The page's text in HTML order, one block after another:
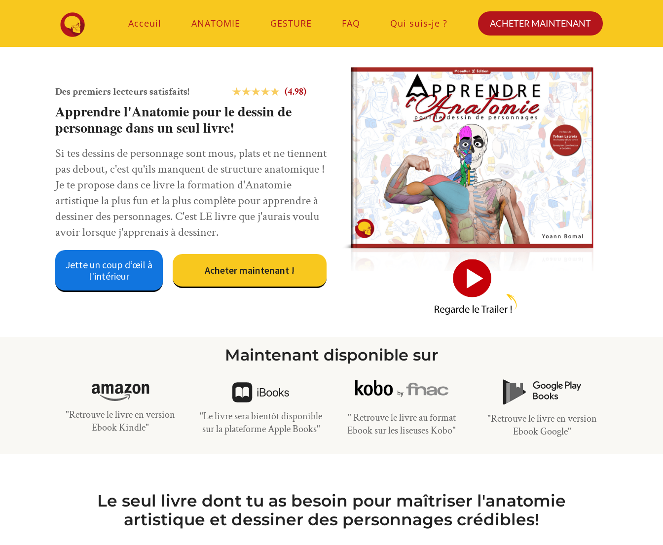
Acceuil ANATOMIE GESTURE FAQ Qui suis-je ? ACHETER MAINTENANT
Des premiers lecteurs satisfaits! (4.98)
Apprendre l'Anatomie pour le dessin de
personnage dans un seul livre!
Si tes dessins de personnage sont mous, plats et ne tiennent
pas debout, c'est qu'ils manquent de structure anatomique !
Je te propose dans ce livre la formation d'Anatomie
artistique la plus fun et la plus complète pour apprendre à
dessiner des personnages. C'est LE livre que j'aurais voulu
avoir lorsque j'apprenais à dessiner.
Jette un coup d’œil à
l'intérieur
Acheter maintenant !
Maintenant disponible sur
"Retrouve le livre en version
Ebook Kindle"
"Le livre sera bientôt disponible
sur la plateforme Apple Books"
" Retrouve le livre au format
Ebook sur les liseuses Kobo"
"Retrouve le livre en version
Ebook Google"
Le seul livre dont tu as besoin pour maîtriser l'anatomie
artistique et dessiner des personnages crédibles!